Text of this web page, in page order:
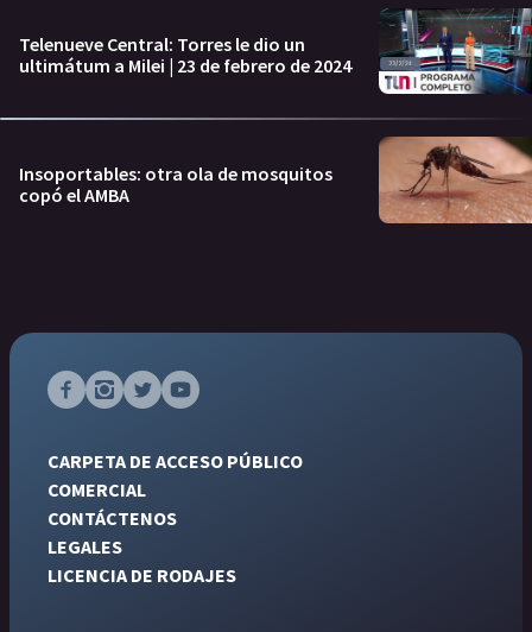
Telenueve Central: Torres le dio un
ultimátum a Milei | 23 de febrero de 2024
Insoportables: otra ola de mosquitos
copó el AMBA
CARPETA DE ACCESO PÚBLICO
COMERCIAL
CONTÁCTENOS
LEGALES
LICENCIA DE RODAJES